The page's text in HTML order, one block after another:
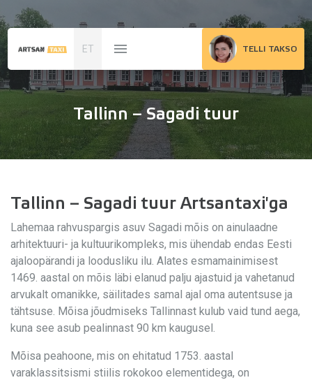
ET TELLI TAKSO
Tallinn – Sagadi tuur
Tallinn – Sagadi tuur Artsantaxi'ga
Lahemaa rahvuspargis asuv Sagadi mõis on ainulaadne
arhitektuuri- ja kultuurikompleks, mis ühendab endas Eesti
ajaloopärandi ja loodusliku ilu. Alates esmamainimisest
1469. aastal on mõis läbi elanud palju ajastuid ja vahetanud
arvukalt omanikke, säilitades samal ajal oma autentsuse ja
tähtsuse. Mõisa jõudmiseks Tallinnast kulub vaid tund aega,
kuna see asub pealinnast 90 km kaugusel.
Mõisa peahoone, mis on ehitatud 1753. aastal
varaklassitsismi stiilis rokokoo elementidega, on